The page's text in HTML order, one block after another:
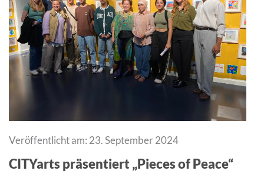
Veröffentlicht am: 23. September 2024
CITYarts präsentiert „Pieces of Peace“